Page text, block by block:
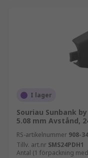
I lager
Souriau Sunbank
5.08 mm Avstånd,
RS-artikelnummer 908-
Tillv. art.nr SMS24PDH1
Antal (1 förpackning